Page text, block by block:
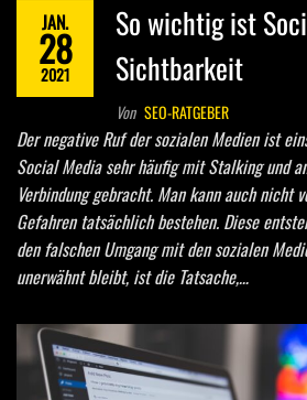
JAN.
28
2021
So wichtig ist
Sichtbarkeit
Von SEO-RATGEBER
Der negative Ruf der sozialen Medien ist
Social Media sehr häufig mit Stalking und
Verbindung gebracht. Man kann auch nicht
Gefahren tatsächlich bestehen. Diese
den falschen Umgang mit den sozialen
unerwähnt bleibt, ist die Tatsache,…